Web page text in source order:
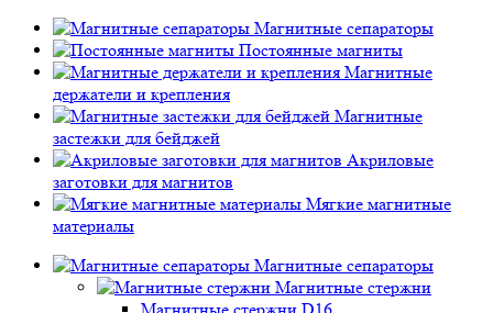
Магнитные сепараторы
Постоянные магниты
Магнитные
держатели и крепления
Магнитные
застежки для бейджей
Акриловые
заготовки для магнитов
Мягкие магнитные
материалы
Магнитные сепараторы
Магнитные стержни